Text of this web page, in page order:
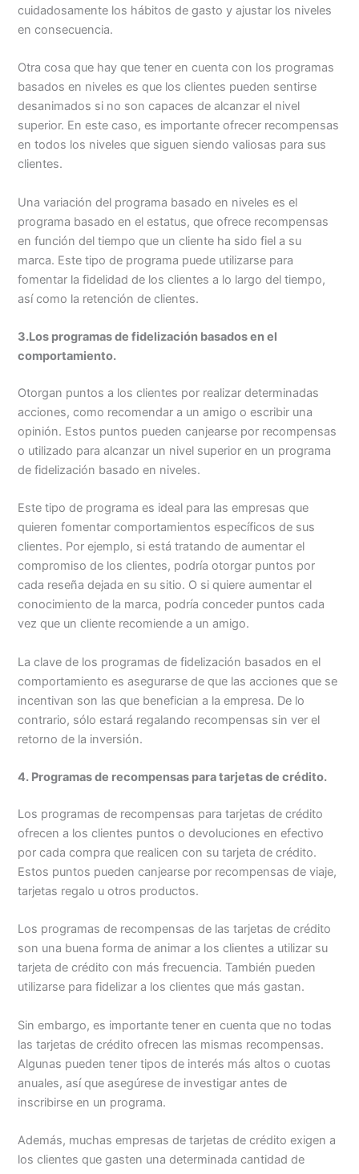
cuidadosamente los hábitos de gasto y ajustar los niveles
en consecuencia.
Otra cosa que hay que tener en cuenta con los programas
basados en niveles es que los clientes pueden sentirse
desanimados si no son capaces de alcanzar el nivel
superior. En este caso, es importante ofrecer recompensas
en todos los niveles que siguen siendo valiosas para sus
clientes.
Una variación del programa basado en niveles es el
programa basado en el estatus, que ofrece recompensas
en función del tiempo que un cliente ha sido fiel a su
marca. Este tipo de programa puede utilizarse para
fomentar la fidelidad de los clientes a lo largo del tiempo,
así como la retención de clientes.
3.Los programas de fidelización basados en el
comportamiento.
Otorgan puntos a los clientes por realizar determinadas
acciones, como recomendar a un amigo o escribir una
opinión. Estos puntos pueden canjearse por recompensas
o utilizado para alcanzar un nivel superior en un programa
de fidelización basado en niveles.
Este tipo de programa es ideal para las empresas que
quieren fomentar comportamientos específicos de sus
clientes. Por ejemplo, si está tratando de aumentar el
compromiso de los clientes, podría otorgar puntos por
cada reseña dejada en su sitio. O si quiere aumentar el
conocimiento de la marca, podría conceder puntos cada
vez que un cliente recomiende a un amigo.
La clave de los programas de fidelización basados en el
comportamiento es asegurarse de que las acciones que se
incentivan son las que benefician a la empresa. De lo
contrario, sólo estará regalando recompensas sin ver el
retorno de la inversión.
4. Programas de recompensas para tarjetas de crédito.
Los programas de recompensas para tarjetas de crédito
ofrecen a los clientes puntos o devoluciones en efectivo
por cada compra que realicen con su tarjeta de crédito.
Estos puntos pueden canjearse por recompensas de viaje,
tarjetas regalo u otros productos.
Los programas de recompensas de las tarjetas de crédito
son una buena forma de animar a los clientes a utilizar su
tarjeta de crédito con más frecuencia. También pueden
utilizarse para fidelizar a los clientes que más gastan.
Sin embargo, es importante tener en cuenta que no todas
las tarjetas de crédito ofrecen las mismas recompensas.
Algunas pueden tener tipos de interés más altos o cuotas
anuales, así que asegúrese de investigar antes de
inscribirse en un programa.
Además, muchas empresas de tarjetas de crédito exigen a
los clientes que gasten una determinada cantidad de